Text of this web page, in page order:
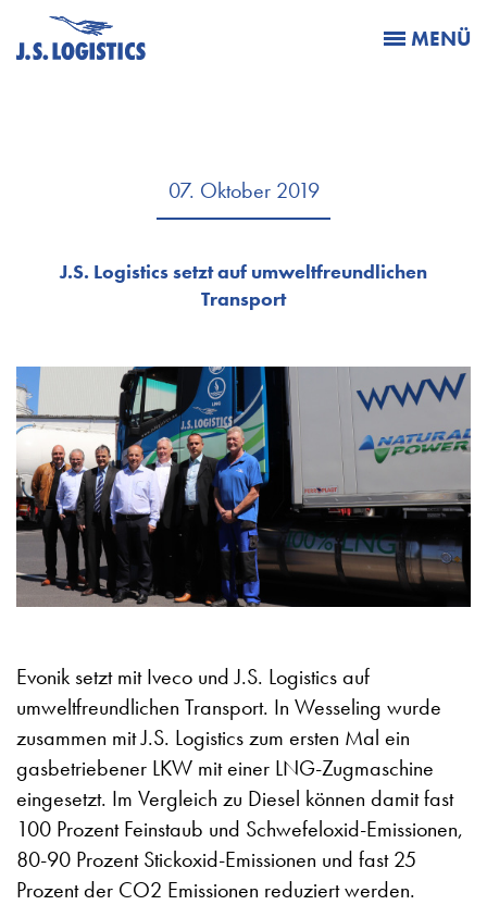
MENÜ
07. Oktober 2019
J.S. Logistics setzt auf umweltfreundlichen
Transport
Evonik setzt mit Iveco und J.S. Logistics auf
umweltfreundlichen Transport. In Wesseling wurde
zusammen mit J.S. Logistics zum ersten Mal ein
gasbetriebener LKW mit einer LNG-Zugmaschine
eingesetzt. Im Vergleich zu Diesel können damit fast
100 Prozent Feinstaub und Schwefeloxid-Emissionen,
80-90 Prozent Stickoxid-Emissionen und fast 25
Prozent der CO2 Emissionen reduziert werden.